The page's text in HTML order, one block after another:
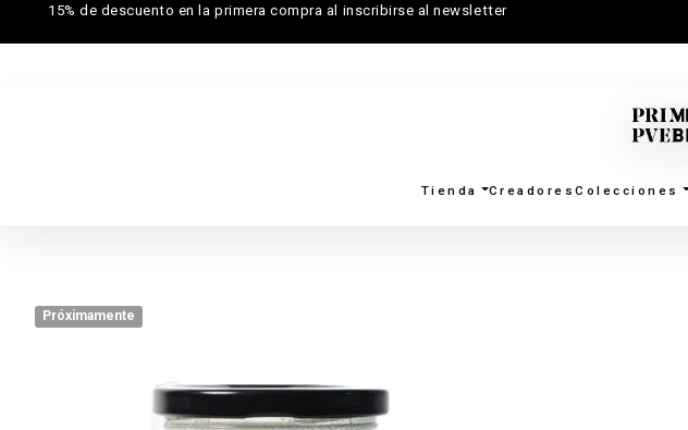
15% de descuento en la primera compra al inscribirse al newsletter
Tienda CreadoresColecciones
Próximamente